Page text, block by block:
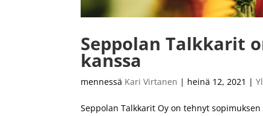
Seppolan Talkkarit
kanssa
mennessä Kari Virtanen | heinä 12, 2021 |
Seppolan Talkkarit Oy on tehnyt